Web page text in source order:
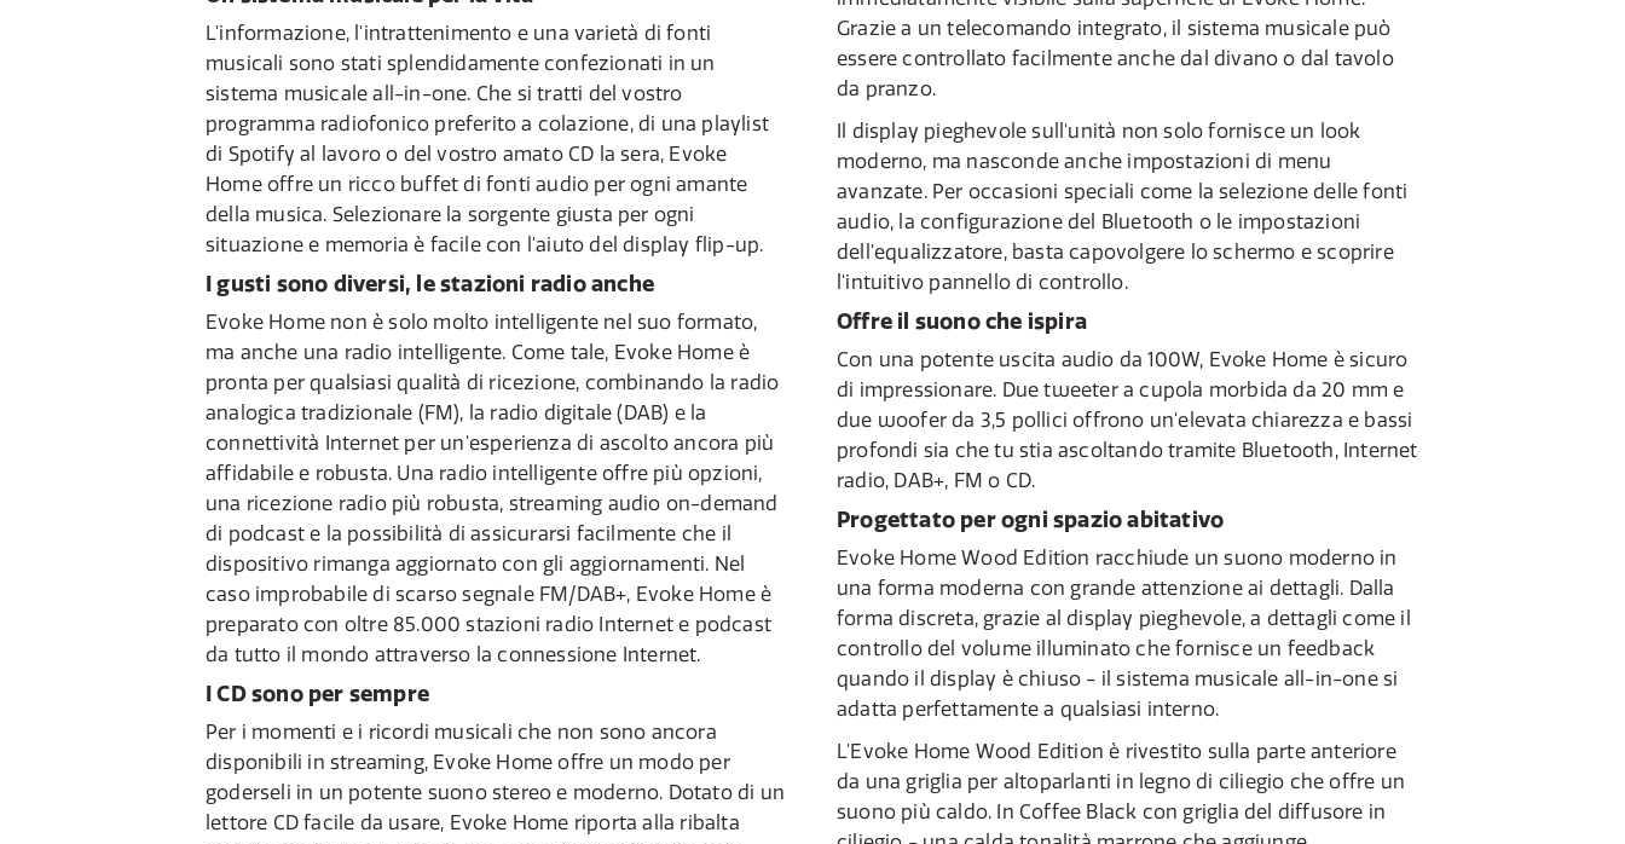
L'informazione, l'intrattenimento e una varietà di fonti
musicali sono stati splendidamente confezionati in un
sistema musicale all-in-one. Che si tratti del vostro
programma radiofonico preferito a colazione, di una playlist
di Spotify al lavoro o del vostro amato CD la sera, Evoke
Home offre un ricco buffet di fonti audio per ogni amante
della musica. Selezionare la sorgente giusta per ogni
situazione e memoria è facile con l'aiuto del display flip-up.
I gusti sono diversi, le stazioni radio anche
Evoke Home non è solo molto intelligente nel suo formato,
ma anche una radio intelligente. Come tale, Evoke Home è
pronta per qualsiasi qualità di ricezione, combinando la radio
analogica tradizionale (FM), la radio digitale (DAB) e la
connettività Internet per un'esperienza di ascolto ancora più
affidabile e robusta. Una radio intelligente offre più opzioni,
una ricezione radio più robusta, streaming audio on-demand
di podcast e la possibilità di assicurarsi facilmente che il
dispositivo rimanga aggiornato con gli aggiornamenti. Nel
caso improbabile di scarso segnale FM/DAB+, Evoke Home è
preparato con oltre 85.000 stazioni radio Internet e podcast
da tutto il mondo attraverso la connessione Internet.
I CD sono per sempre
Per i momenti e i ricordi musicali che non sono ancora
disponibili in streaming, Evoke Home offre un modo per
goderseli in un potente suono stereo e moderno. Dotato di un
lettore CD facile da usare, Evoke Home riporta alla ribalta
Grazie a un telecomando integrato, il sistema musicale può
essere controllato facilmente anche dal divano o dal tavolo
da pranzo.
Il display pieghevole sull'unità non solo fornisce un look
moderno, ma nasconde anche impostazioni di menu
avanzate. Per occasioni speciali come la selezione delle fonti
audio, la configurazione del Bluetooth o le impostazioni
dell'equalizzatore, basta capovolgere lo schermo e scoprire
l'intuitivo pannello di controllo.
Offre il suono che ispira
Con una potente uscita audio da 100W, Evoke Home è sicuro
di impressionare. Due tweeter a cupola morbida da 20 mm e
due woofer da 3,5 pollici offrono un'elevata chiarezza e bassi
profondi sia che tu stia ascoltando tramite Bluetooth, Internet
radio, DAB+, FM o CD.
Progettato per ogni spazio abitativo
Evoke Home Wood Edition racchiude un suono moderno in
una forma moderna con grande attenzione ai dettagli. Dalla
forma discreta, grazie al display pieghevole, a dettagli come il
controllo del volume illuminato che fornisce un feedback
quando il display è chiuso - il sistema musicale all-in-one si
adatta perfettamente a qualsiasi interno.
L'Evoke Home Wood Edition è rivestito sulla parte anteriore
da una griglia per altoparlanti in legno di ciliegio che offre un
suono più caldo. In Coffee Black con griglia del diffusore in